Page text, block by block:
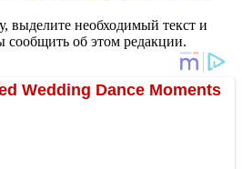
выделите необходимый текст и
сообщить об этом редакции.